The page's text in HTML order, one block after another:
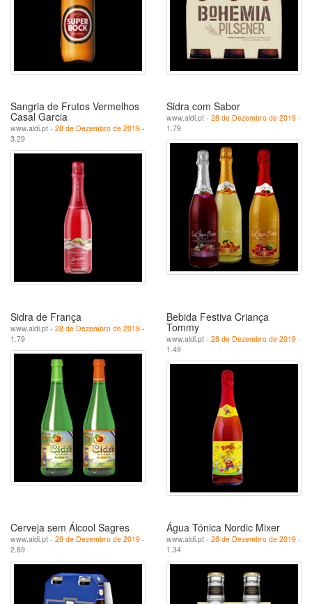
Sangria de Frutos Vermelhos
Casal Garcia
www.aldi.pt - 28 de Dezembro de 2019 -
3.29
Sidra com Sabor
www.aldi.pt - 28 de Dezembro de 2019 -
1.79
Sidra de França
www.aldi.pt - 28 de Dezembro de 2019 -
1.79
Bebida Festiva Criança
Tommy
www.aldi.pt - 28 de Dezembro de 2019 -
1.49
Cerveja sem Álcool Sagres
www.aldi.pt - 28 de Dezembro de 2019 -
2.89
Água Tónica Nordic Mixer
www.aldi.pt - 28 de Dezembro de 2019 -
1.34